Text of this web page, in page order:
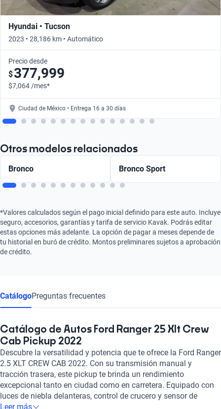
Hyundai • Tucson
2023 • 28,186 km • Automático
Precio desde
$377,999
$7,064 /mes*
Ciudad de México • Entrega 16 a 30 días
Otros modelos relacionados
Bronco Bronco Sport
*Valores calculados según el pago inicial definido para este auto. Incluye
seguro, accesorios, garantías y tarifa de servicio Kavak. Podrás editar
estas opciones más adelante. La opción de pagar a meses depende de
tu historial en buró de crédito. Montos preliminares sujetos a aprobación
de crédito.
CatálogoPreguntas frecuentes
Catálogo de Autos Ford Ranger 25 Xlt Crew
Cab Pickup 2022
Descubre la versatilidad y potencia que te ofrece la Ford Ranger
2.5 XLT CREW CAB 2022. Con su transmisión manual y
tracción trasera, este pickup te brinda un rendimiento
excepcional tanto en ciudad como en carretera. Equipado con
luces de niebla delanteras, control de crucero y sensor de
distancia con cámara, cada viaje será seguro y cómodo. Sus 7
Leer más